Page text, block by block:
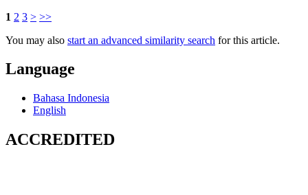
1 2 3 > >>
You may also start an advanced similarity search for this article.
Language
Bahasa Indonesia
English
ACCREDITED